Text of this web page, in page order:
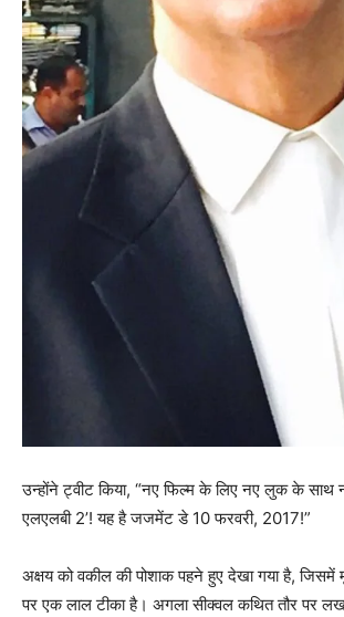
उन्होंने ट्वीट किया, “नए फिल्म के लिए नए लुक के साथ
एलएलबी 2’! यह है जजमेंट डे 10 फरवरी, 2017!”
अक्षय को वकील की पोशाक पहने हुए देखा गया है,
पर एक लाल टीका है। अगला सीक्वल कथित तौर पर